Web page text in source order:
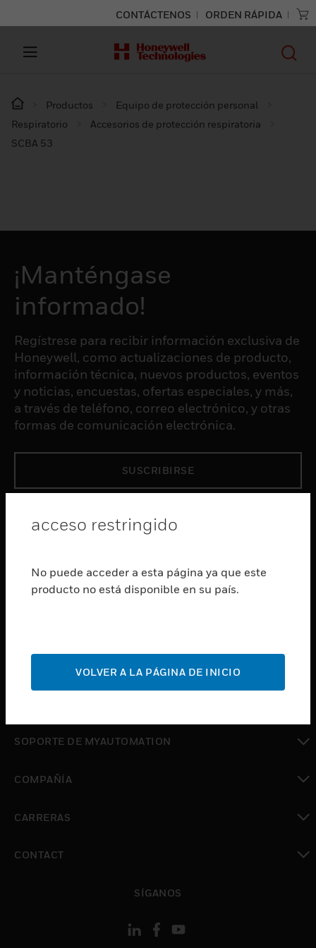
CONTÁCTENOS ORDEN RÁPIDA
Productos
Equipo de protección personal
Respiratorio
Accesorios de protección respiratoria
SCBA 53
¡Manténgase
informado!
Regístrese para recibir información exclusiva de
Honeywell, como actualizaciones de producto,
información técnica, nuevos productos, eventos
y noticias, encuestas, ofertas especiales, y más,
a través de teléfono, correo electrónico, y otras
formas de comunicación electrónica.
SUSCRIBIRSE
Cambiar vista
SERVICIOS
Cambiar vista
Cambiar vista
SOPORTE DE MYAUTOMATION
COMPAÑÍA
CARRERAS
CONTACT
SÍGANOS
acceso restringido
No puede acceder a esta página ya que este
producto no está disponible en su país.
VOLVER A LA PÁGINA DE INICIO